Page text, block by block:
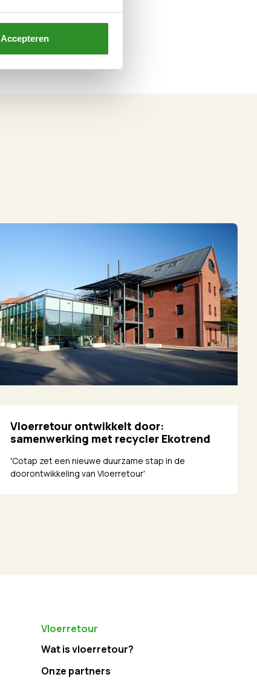
Accepteren
Vloerretour ontwikkelt door:
samenwerking met recycler Ekotrend
'Cotap zet een nieuwe duurzame stap in de
doorontwikkeling van Vloerretour'
Vloerretour
Wat is vloerretour?
Onze partners